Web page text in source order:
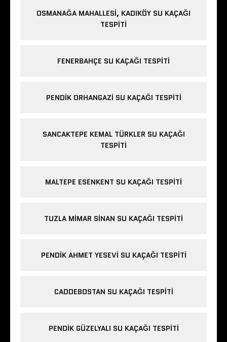
OSMANAĞA MAHALLESI, KADIKÖY SU KAÇAĞI
TESPITI
FENERBAHÇE SU KAÇAĞI TESPITI
PENDIK ORHANGAZI SU KAÇAĞI TESPITI
SANCAKTEPE KEMAL TÜRKLER SU KAÇAĞI
TESPITI
MALTEPE ESENKENT SU KAÇAĞI TESPITI
TUZLA MIMAR SINAN SU KAÇAĞI TESPITI
PENDIK AHMET YESEVI SU KAÇAĞI TESPITI
CADDEBOSTAN SU KAÇAĞI TESPITI
PENDIK GÜZELYALI SU KAÇAĞI TESPITI